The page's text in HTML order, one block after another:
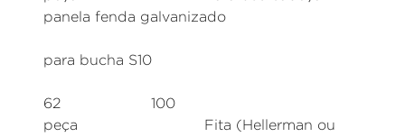
panela fenda galvanizado
para bucha S10
62 100
peça Fita (Hellerman ou